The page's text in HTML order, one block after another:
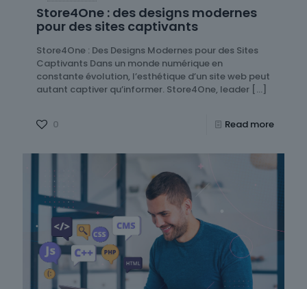
Store4One : des designs modernes
pour des sites captivants
Store4One : Des Designs Modernes pour des Sites
Captivants Dans un monde numérique en
constante évolution, l’esthétique d’un site web peut
autant captiver qu’informer. Store4One, leader […]
0 Read more